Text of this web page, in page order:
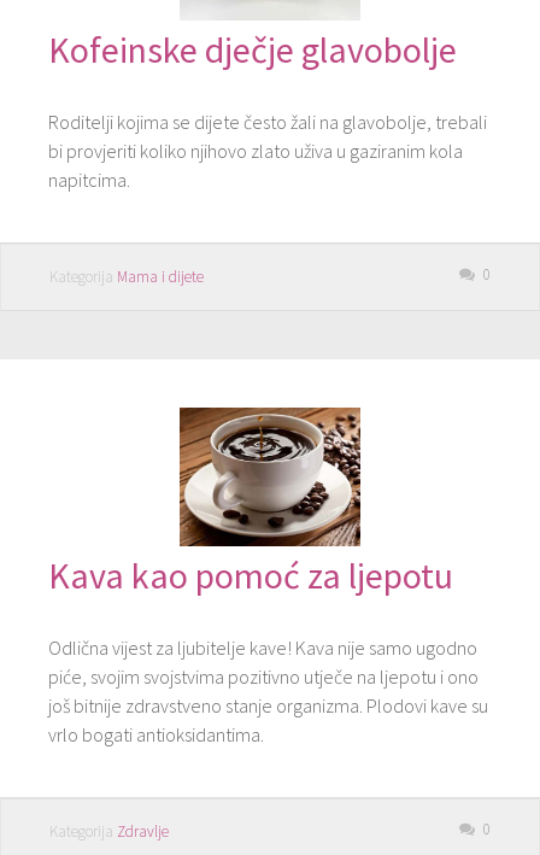
Kofeinske dječje glavobolje
Roditelji kojima se dijete često žali na glavobolje, trebali
bi provjeriti koliko njihovo zlato uživa u gaziranim kola
napitcima.
Kategorija Mama i dijete 0
Kava kao pomoć za ljepotu
Odlična vijest za ljubitelje kave! Kava nije samo ugodno
piće, svojim svojstvima pozitivno utječe na ljepotu i ono
još bitnije zdravstveno stanje organizma. Plodovi kave su
vrlo bogati antioksidantima.
Kategorija Zdravlje 0